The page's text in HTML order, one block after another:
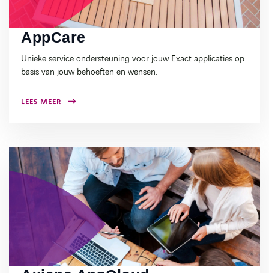
AppCare
Unieke service ondersteuning voor jouw Exact applicaties op
basis van jouw behoeften en wensen.
LEES MEER